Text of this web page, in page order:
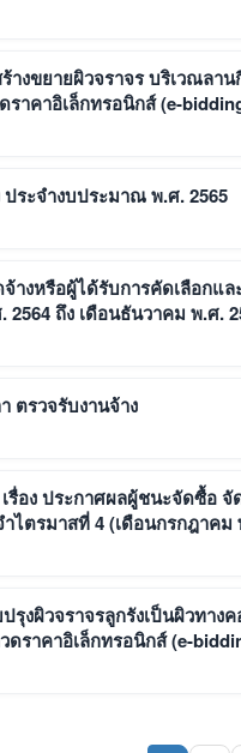
างขยายผิวจราจร บริเวณล
ราคาอิเล็กทรอนิกส์ (e-
ระจำงบประมาณ พ.ศ. 2565
างหรือผู้ได้รับการคัดเลือก
ถึง เดือนธันวาคม พ.ศ.
ตรวจรับงานจ้าง
รื่อง ประกาศผลผู้ชนะจัดซื้อ
ไตรมาสที่ 4 (เดือนกรกฎาคม
รุงผิวจราจรลูกรังเป็นผิวทา
ราคาอิเล็กทรอนิกส์ (e-